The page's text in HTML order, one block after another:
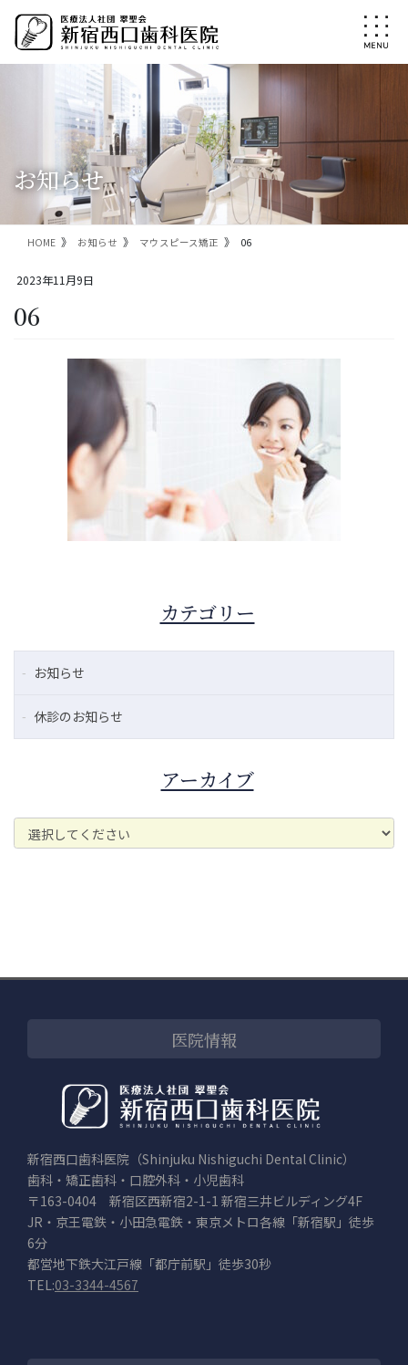
ン
ー
お知らせ
HOME お知らせ マウスピース矯正 06
2023年11月9日
06
カテゴリー
お知らせ
休診のお知らせ
アーカイブ
医院情報
新宿西口歯科医院（Shinjuku Nishiguchi Dental Clinic）
歯科・矯正歯科・口腔外科・小児歯科
〒163-0404 新宿区西新宿2-1-1 新宿三井ビルディング4F
JR・京王電鉄・小田急電鉄・東京メトロ各線「新宿駅」徒歩
6分
都営地下鉄大江戸線「都庁前駅」徒歩30秒
TEL:03-3344-4567